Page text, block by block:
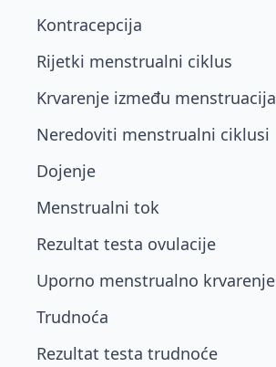
Kontracepcija
Rijetki menstrualni ciklus
Krvarenje između menstruacija
Neredoviti menstrualni ciklusi
Dojenje
Menstrualni tok
Rezultat testa ovulacije
Uporno menstrualno krvarenje
Trudnoća
Rezultat testa trudnoće